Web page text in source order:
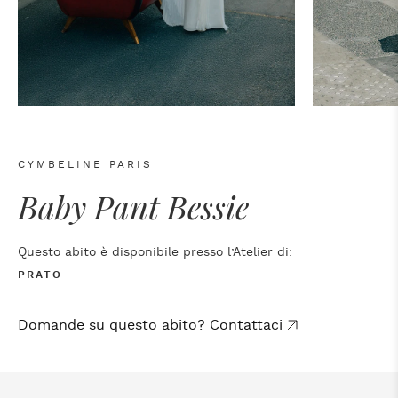
CYMBELINE PARIS
Baby Pant Bessie
Questo abito è disponibile presso l’Atelier di:
PRATO
Domande su questo abito? Contattaci